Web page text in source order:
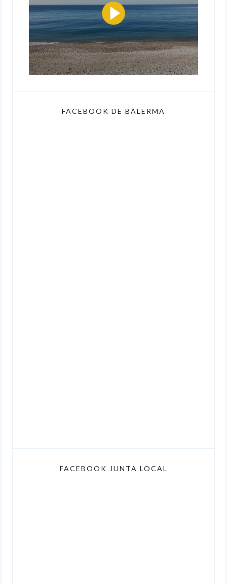
FACEBOOK DE BALERMA
FACEBOOK JUNTA LOCAL